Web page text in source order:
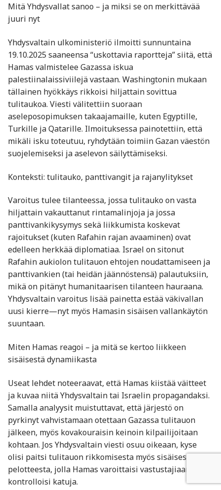
Mitä Yhdysvallat sanoo – ja miksi se on merkittävää
juuri nyt
Yhdysvaltain ulkoministeriö ilmoitti sunnuntaina
19.10.2025 saaneensa “uskottavia raportteja” siitä, että
Hamas valmistelee Gazassa iskua
palestiinalaissiviilejä vastaan. Washingtonin mukaan
tällainen hyökkäys rikkoisi hiljattain sovittua
tulitaukoa. Viesti välitettiin suoraan
aseleposopimuksen takaajamaille, kuten Egyptille,
Turkille ja Qatarille. Ilmoituksessa painotettiin, että
mikäli isku toteutuu, ryhdytään toimiin Gazan väestön
suojelemiseksi ja aselevon säilyttämiseksi.
Konteksti: tulitauko, panttivangit ja rajanylitykset
Varoitus tulee tilanteessa, jossa tulitauko on vasta
hiljattain vakauttanut rintamalinjoja ja jossa
panttivankikysymys sekä liikkumista koskevat
rajoitukset (kuten Rafahin rajan avaaminen) ovat
edelleen herkkää diplomatiaa. Israel on sitonut
Rafahin aukiolon tulitauon ehtojen noudattamiseen ja
panttivankien (tai heidän jäännöstensä) palautuksiin,
mikä on pitänyt humanitaarisen tilanteen hauraana.
Yhdysvaltain varoitus lisää painetta estää väkivallan
uusi kierre—nyt myös Hamasin sisäisen vallankäytön
suuntaan.
Miten Hamas reagoi – ja mitä se kertoo liikkeen
sisäisestä dynamiikasta
Useat lehdet noteeraavat, että Hamas kiistää väitteet
ja kuvaa niitä Yhdysvaltain tai Israelin propagandaksi.
Samalla analyysit muistuttavat, että järjestö on
pyrkinyt vahvistamaan otettaan Gazassa tulitauon
jälkeen, myös kovakouraisin keinoin kilpailijoitaan
kohtaan. Jos Yhdysvaltain viesti osuu oikeaan, kyse
olisi paitsi tulitauon rikkomisesta myös sisäisestä
pelotteesta, jolla Hamas varoittaisi vastustajiaan ja
kontrolloisi katuja.